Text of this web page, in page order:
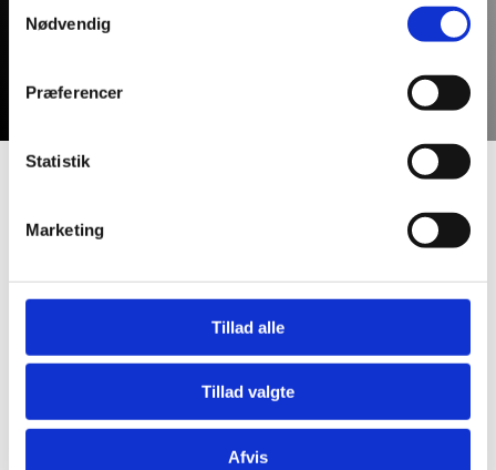
Nødvendig
Præferencer
Statistik
Marketing
Tillad alle
Tillad valgte
Afvis
på toppen.
Eller prøv en af vores andre